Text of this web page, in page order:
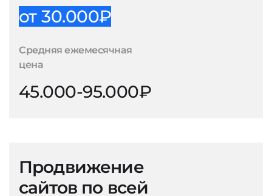
от 30.000₽
Средняя ежемесячная
цена
45.000-95.000₽
Продвижение
сайтов по всей